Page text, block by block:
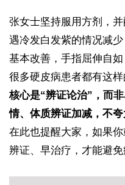
张女士坚持服用方剂，
遇冷发白发紫的情况减
基本改善，手指屈伸自
很多硬皮病患者都有这
核心是“辨证论治”，而非
情、体质辨证加减，不
在此也提醒大家，如果
辨证、早治疗，才能避免